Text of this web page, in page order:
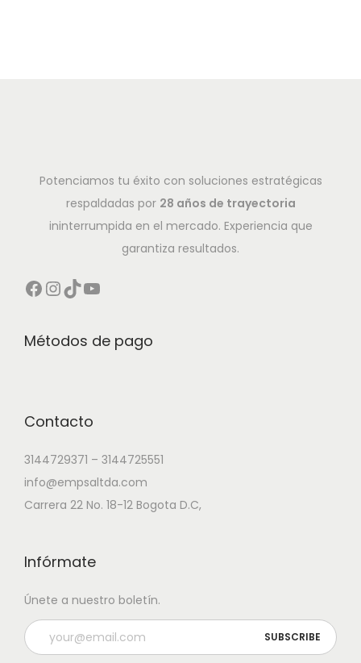
Potenciamos tu éxito con soluciones estratégicas
respaldadas por 28 años de trayectoria
ininterrumpida en el mercado. Experiencia que
garantiza resultados.
Métodos de pago
Contacto
3144729371 – 3144725551
info@empsaltda.com
Carrera 22 No. 18-12 Bogota D.C,
Infórmate
Únete a nuestro boletín.